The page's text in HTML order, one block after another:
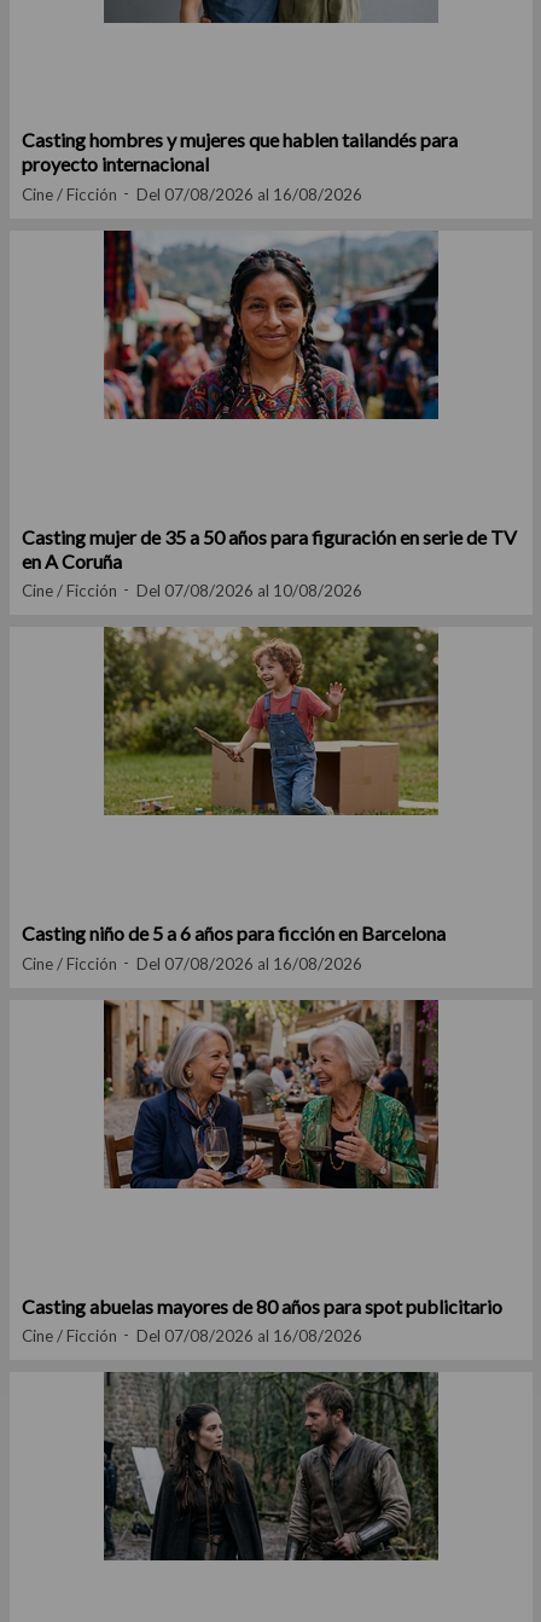
Casting hombres y mujeres que hablen tailandés para
proyecto internacional
Cine / Ficción Del 07/08/2026 al 16/08/2026
Casting mujer de 35 a 50 años para figuración en serie de TV
en A Coruña
Cine / Ficción Del 07/08/2026 al 10/08/2026
Casting niño de 5 a 6 años para ficción en Barcelona
Cine / Ficción Del 07/08/2026 al 16/08/2026
Casting abuelas mayores de 80 años para spot publicitario
Cine / Ficción Del 07/08/2026 al 16/08/2026